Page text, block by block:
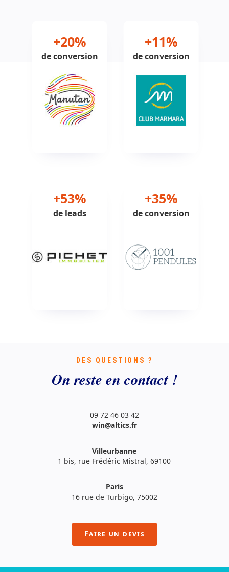
+20%
de conversion
+11%
de conversion
+53%
de leads
+35%
de conversion
DES QUESTIONS ?
On reste en contact !
09 72 46 03 42
win@altics.fr
Villeurbanne
1 bis, rue Frédéric Mistral, 69100
Paris
16 rue de Turbigo, 75002
Faire un devis